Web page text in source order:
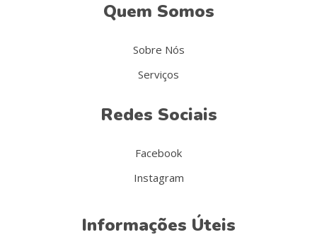
Quem Somos
Sobre Nós
Serviços
Redes Sociais
Facebook
Instagram
Informações Úteis